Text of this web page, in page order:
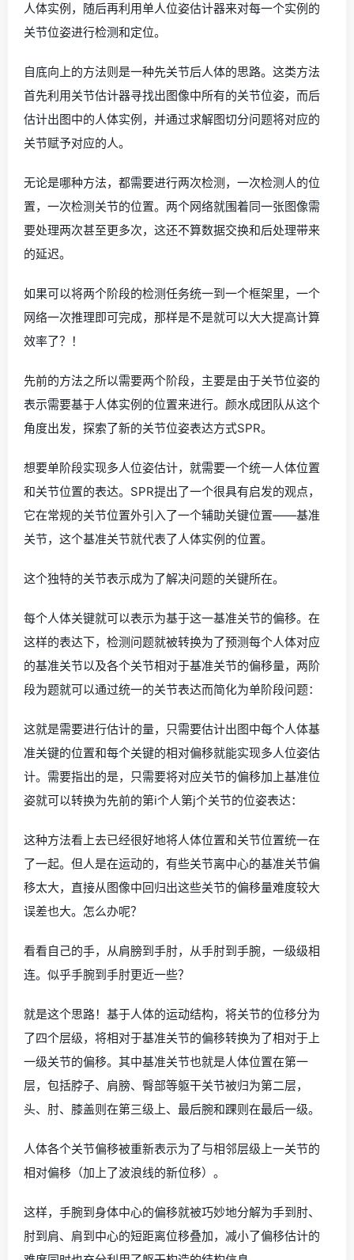
人体实例，随后再利用单人位姿估计器来对每一个实例的
关节位姿进行检测和定位。
自底向上的方法则是一种先关节后人体的思路。这类方法
首先利用关节估计器寻找出图像中所有的关节位姿，而后
估计出图中的人体实例，并通过求解图切分问题将对应的
关节赋予对应的人。
无论是哪种方法，都需要进行两次检测，一次检测人的位
置，一次检测关节的位置。两个网络就围着同一张图像需
要处理两次甚至更多次，这还不算数据交换和后处理带来
的延迟。
如果可以将两个阶段的检测任务统一到一个框架里，一个
网络一次推理即可完成，那样是不是就可以大大提高计算
效率了？！
先前的方法之所以需要两个阶段，主要是由于关节位姿的
表示需要基于人体实例的位置来进行。颜水成团队从这个
角度出发，探索了新的关节位姿表达方式SPR。
想要单阶段实现多人位姿估计，就需要一个统一人体位置
和关节位置的表达。SPR提出了一个很具有启发的观点，
它在常规的关节位置外引入了一个辅助关键位置——基准
关节，这个基准关节就代表了人体实例的位置。
这个独特的关节表示成为了解决问题的关键所在。
每个人体关键就可以表示为基于这一基准关节的偏移。在
这样的表达下，检测问题就被转换为了预测每个人体对应
的基准关节以及各个关节相对于基准关节的偏移量，两阶
段为题就可以通过统一的关节表达而简化为单阶段问题：
这就是需要进行估计的量，只需要估计出图中每个人体基
准关键的位置和每个关键的相对偏移就能实现多人位姿估
计。需要指出的是，只需要将对应关节的偏移加上基准位
姿就可以转换为先前的第i个人第j个关节的位姿表达：
这种方法看上去已经很好地将人体位置和关节位置统一在
了一起。但人是在运动的，有些关节离中心的基准关节偏
移太大，直接从图像中回归出这些关节的偏移量难度较大
误差也大。怎么办呢？
看看自己的手，从肩膀到手肘，从手肘到手腕，一级级相
连。似乎手腕到手肘更近一些？
就是这个思路！基于人体的运动结构，将关节的位移分为
了四个层级，将相对于基准关节的偏移转换为了相对于上
一级关节的偏移。其中基准关节也就是人体位置在第一
层，包括脖子、肩膀、臀部等躯干关节被归为第二层，
头、肘、膝盖则在第三级上、最后腕和踝则在最后一级。
人体各个关节偏移被重新表示为了与相邻层级上一关节的
相对偏移（加上了波浪线的新位移）。
这样，手腕到身体中心的偏移就被巧妙地分解为手到肘、
肘到肩、肩到中心的短距离位移叠加，减小了偏移估计的